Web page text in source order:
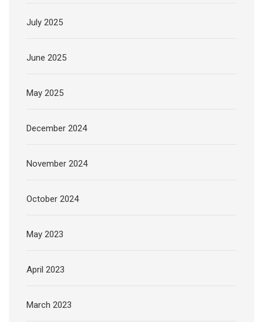
July 2025
June 2025
May 2025
December 2024
November 2024
October 2024
May 2023
April 2023
March 2023